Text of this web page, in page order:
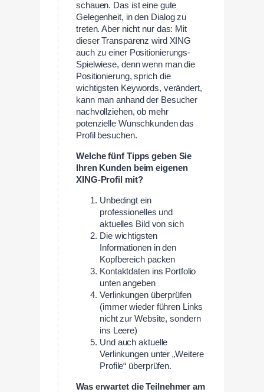
schauen. Das ist eine gute
Gelegenheit, in den Dialog zu
treten. Aber nicht nur das: Mit
dieser Transparenz wird XING
auch zu einer Positionierungs-
Spielwiese, denn wenn man die
Positionierung, sprich die
wichtigsten Keywords, verändert,
kann man anhand der Besucher
nachvollziehen, ob mehr
potenzielle Wunschkunden das
Profil besuchen.
Welche fünf Tipps geben Sie
Ihren Kunden beim eigenen
XING-Profil mit?
Unbedingt ein
professionelles und
aktuelles Bild von sich
Die wichtigsten
Informationen in den
Kopfbereich packen
Kontaktdaten ins Portfolio
unten angeben
Verlinkungen überprüfen
(immer wieder führen Links
nicht zur Website, sondern
ins Leere)
Und auch aktuelle
Verlinkungen unter „Weitere
Profile“ überprüfen.
Was erwartet die Teilnehmer am